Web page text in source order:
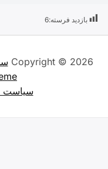
بازدید فرسته:6
Copyright © 2026
سیاست